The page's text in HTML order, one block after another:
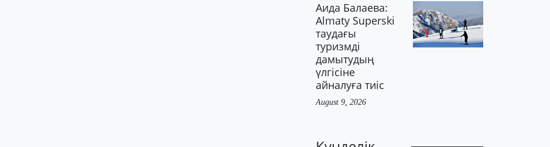
Аида Балаева:
Almaty Superski
таудағы
туризмді
дамытудың
үлгісіне
айналуға тиіс
August 9, 2026